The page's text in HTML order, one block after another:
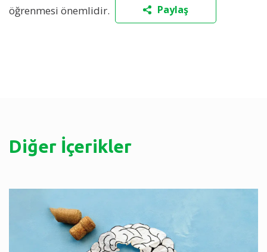
öğrenmesi önemlidir.
Paylaş
Diğer İçerikler